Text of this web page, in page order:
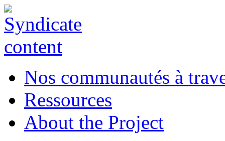
Nos communautés à
Ressources
About the Project